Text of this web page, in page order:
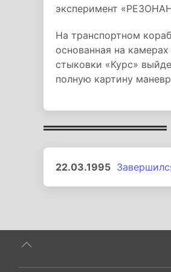
эксперимент
На транспортном
основанная на
стыковки «Курс»
полную картину
22.03.1995